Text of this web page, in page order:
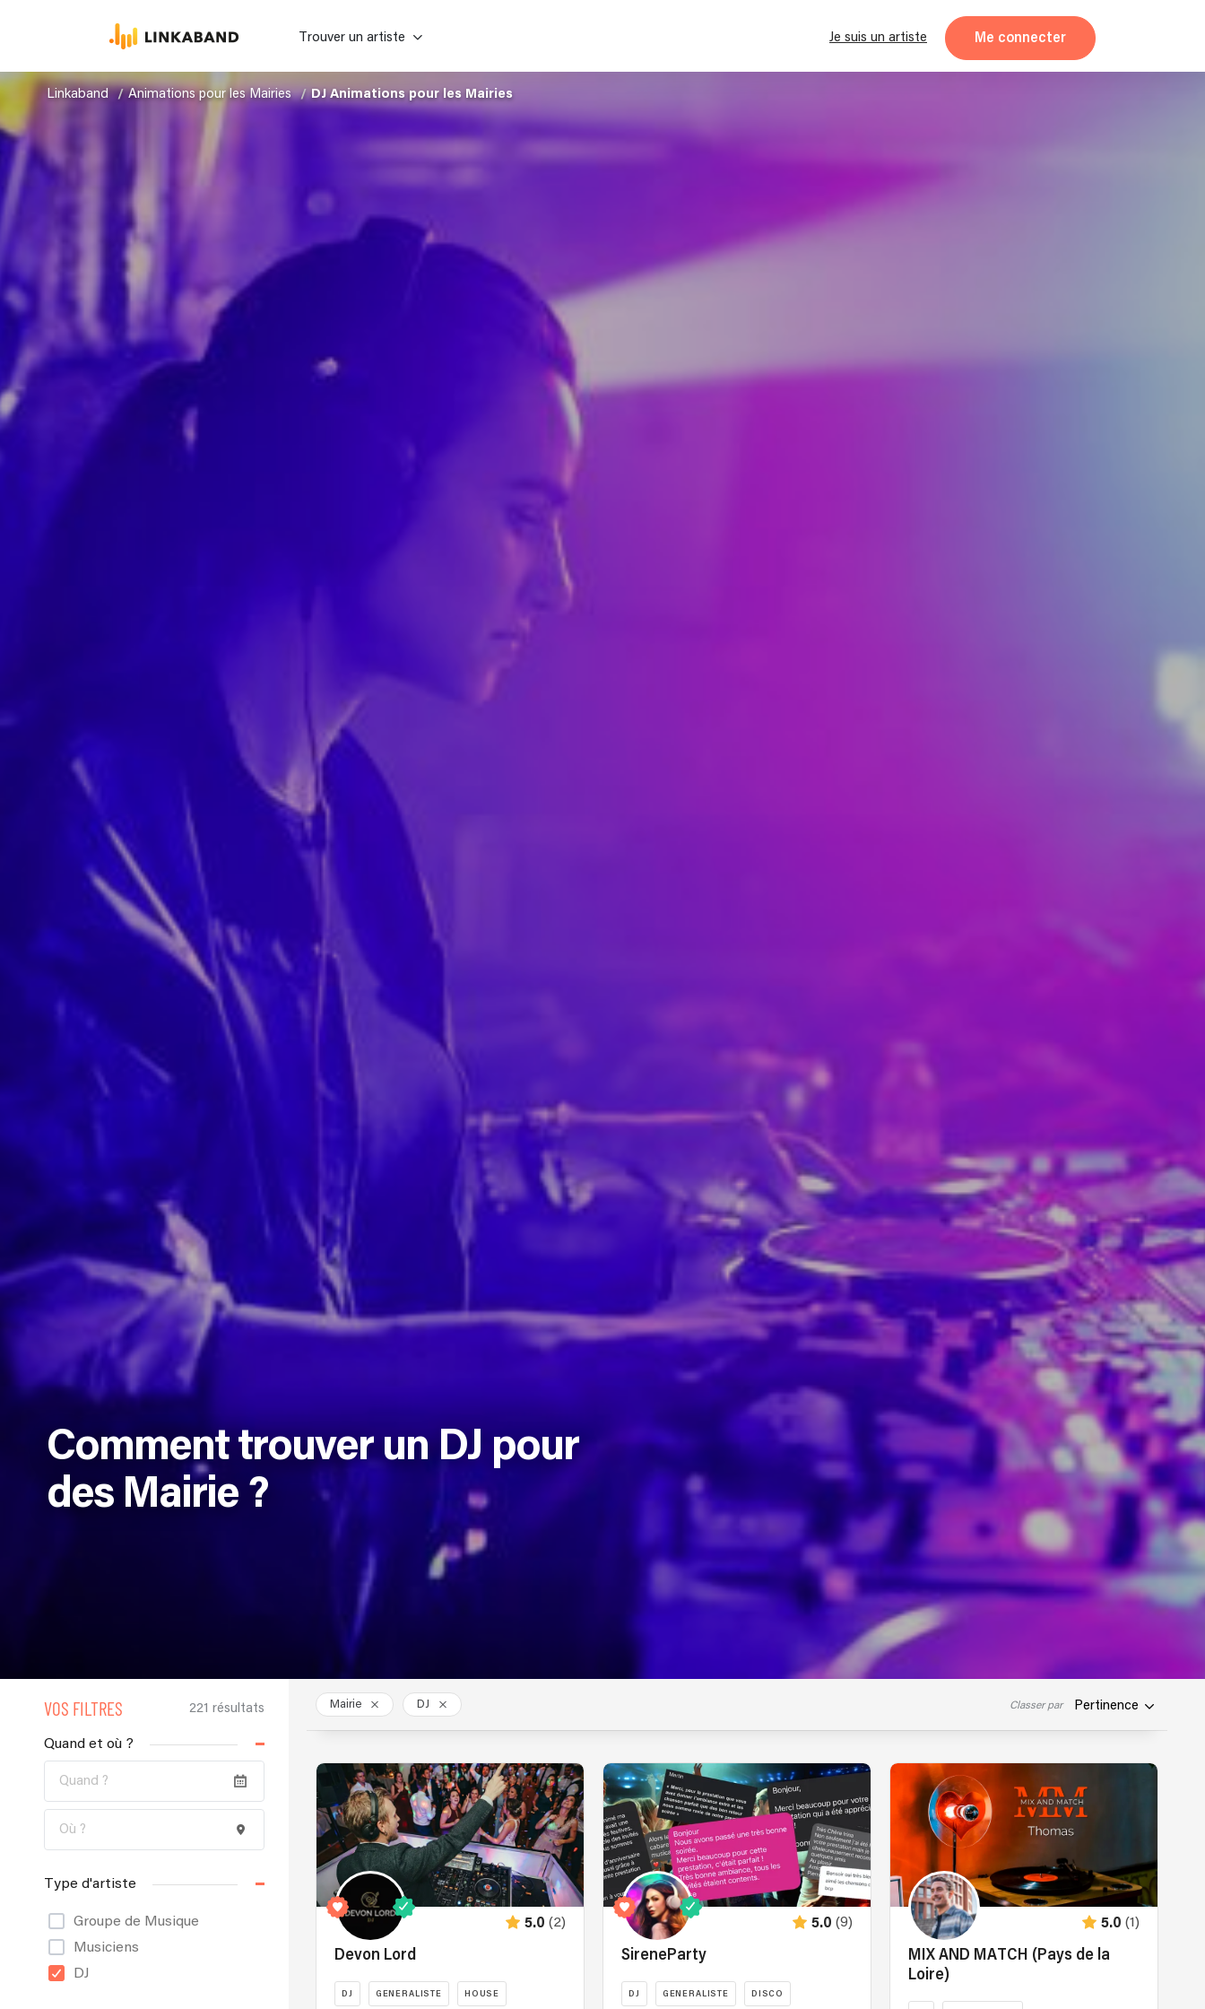
Trouver un artiste Je suis un artiste Me connecter
Linkaband Animations pour les Mairies DJ Animations pour les Mairies
Comment trouver un DJ pour
des Mairie ?
VOS FILTRES 221 résultats
Quand et où ?
Type d'artiste
Groupe de Musique
Musiciens
DJ
Mairie DJ Classer par Pertinence
5.0 (2)
Devon Lord
DJ GENERALISTE HOUSE
5.0 (9)
SireneParty
DJ GENERALISTE DISCO
5.0 (1)
MIX AND MATCH (Pays de la
Loire)